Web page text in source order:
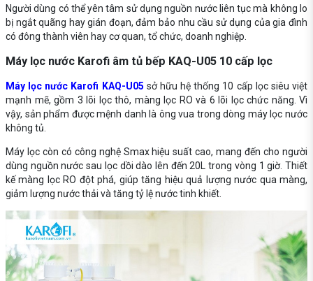
Người dùng có thể yên tâm sử dụng nguồn nước liên tục mà không lo
bị ngắt quãng hay gián đoạn, đảm bảo nhu cầu sử dụng của gia đình
có đông thành viên hay cơ quan, tổ chức, doanh nghiệp.
Máy lọc nước Karofi âm tủ bếp KAQ-U05 10 cấp lọc
Máy lọc nước Karofi KAQ-U05 sở hữu hệ thống 10 cấp lọc siêu việt
mạnh mẽ, gồm 3 lõi lọc thô, màng lọc RO và 6 lõi lọc chức năng. Vì
vậy, sản phẩm được mệnh danh là ông vua trong dòng máy lọc nước
không tủ.
Máy lọc còn có công nghệ Smax hiệu suất cao, mang đến cho người
dùng nguồn nước sau lọc dồi dào lên đến 20L trong vòng 1 giờ. Thiết
kế màng lọc RO đột phá, giúp tăng hiệu quả lượng nước qua màng,
giảm lượng nước thải và tăng tỷ lệ nước tinh khiết.